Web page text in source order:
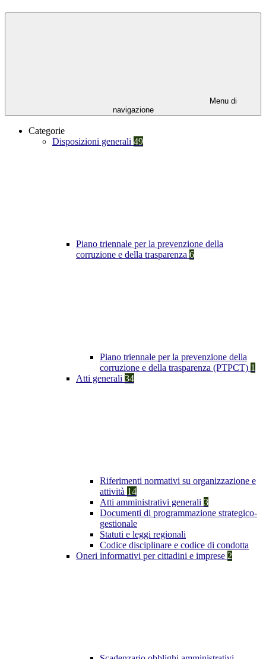
Menu di
navigazione
Categorie
Disposizioni generali 49
Piano triennale per la prevenzione della
corruzione e della trasparenza 6
Piano triennale per la prevenzione della
corruzione e della trasparenza (PTPCT) 1
Atti generali 34
Riferimenti normativi su organizzazione e
attività 14
Atti amministrativi generali 3
Documenti di programmazione strategico-
gestionale
Statuti e leggi regionali
Codice disciplinare e codice di condotta
Oneri informativi per cittadini e imprese 2